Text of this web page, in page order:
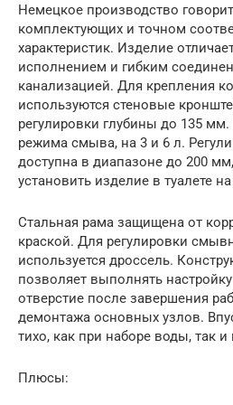
Немецкое производство
комплектующих и точном
характеристик. Изделие
исполнением и гибким
канализацией. Для крепления
используются стеновые
регулировки глубины до 135
режима смыва, на 3 и 6 л.
доступна в диапазоне до 200
установить изделие в туалете
Стальная рама защищена от
краской. Для регулировки
используется дроссель.
позволяет выполнять
отверстие после завершения
демонтажа основных узлов.
тихо, как при наборе воды, так
Плюсы: